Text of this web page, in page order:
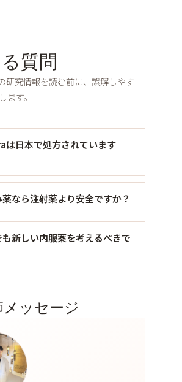
質問
研究情報を読む前に、誤解しやす
ます。
日本で処方されています
なら注射薬より安全ですか？
新しい内服薬を考えるべきで
ッセージ